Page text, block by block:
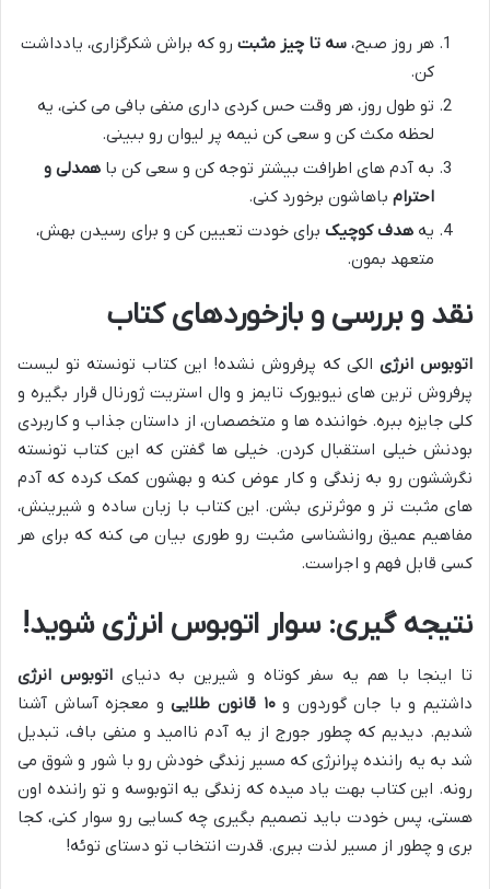
هر روز صبح، سه تا چیز مثبت رو که براش شکرگزاری، یادداشت
کن.
تو طول روز، هر وقت حس کردی داری منفی بافی می کنی، یه
لحظه مکث کن و سعی کن نیمه پر لیوان رو ببینی.
به آدم های اطرافت بیشتر توجه کن و سعی کن با همدلی و
احترام باهاشون برخورد کنی.
یه هدف کوچیک برای خودت تعیین کن و برای رسیدن بهش،
متعهد بمون.
نقد و بررسی و بازخوردهای کتاب
اتوبوس انرژی الکی که پرفروش نشده! این کتاب تونسته تو لیست
پرفروش ترین های نیویورک تایمز و وال استریت ژورنال قرار بگیره و
کلی جایزه ببره. خواننده ها و متخصصان، از داستان جذاب و کاربردی
بودنش خیلی استقبال کردن. خیلی ها گفتن که این کتاب تونسته
نگرششون رو به زندگی و کار عوض کنه و بهشون کمک کرده که آدم
های مثبت تر و موثرتری بشن. این کتاب با زبان ساده و شیرینش،
مفاهیم عمیق روانشناسی مثبت رو طوری بیان می کنه که برای هر
کسی قابل فهم و اجراست.
نتیجه گیری: سوار اتوبوس انرژی شوید!
تا اینجا با هم یه سفر کوتاه و شیرین به دنیایاتوبوس انرژی
داشتیم و با جان گوردون و۱۰ قانون طلایی
و معجزه آساش آشنا
شدیم. دیدیم که چطور جورج از یه آدم ناامید و منفی باف، تبدیل
شد به یه راننده پرانرژی که مسیر زندگی خودش رو با شور و شوق می
رونه. این کتاب بهت یاد میده که زندگی یه اتوبوسه و تو راننده اون
هستی، پس خودت باید تصمیم بگیری چه کسایی رو سوار کنی، کجا
بری و چطور از مسیر لذت ببری. قدرت انتخاب تو دستای توئه!